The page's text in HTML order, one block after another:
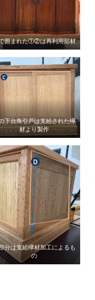
囲まれた①②は再利用部材
下台角引戸は支給された欅
材より製作
分は支給欅材加工によるも
の